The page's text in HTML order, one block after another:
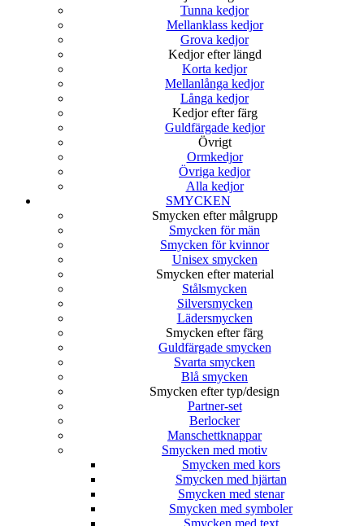
Tunna kedjor
Mellanklass kedjor
Grova kedjor
Kedjor efter längd
Korta kedjor
Mellanlånga kedjor
Långa kedjor
Kedjor efter färg
Guldfärgade kedjor
Övrigt
Ormkedjor
Övriga kedjor
Alla kedjor
SMYCKEN
Smycken efter målgrupp
Smycken för män
Smycken för kvinnor
Unisex smycken
Smycken efter material
Stålsmycken
Silversmycken
Lädersmycken
Smycken efter färg
Guldfärgade smycken
Svarta smycken
Blå smycken
Smycken efter typ/design
Partner-set
Berlocker
Manschettknappar
Smycken med motiv
Smycken med kors
Smycken med hjärtan
Smycken med stenar
Smycken med symboler
Smycken med text